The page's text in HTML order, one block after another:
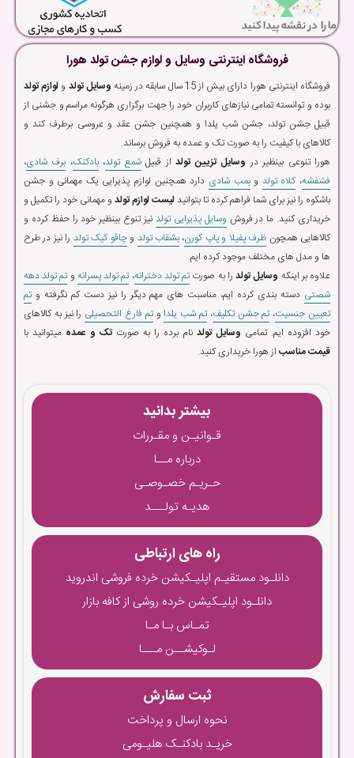
فروشگاه اینترنتی وسایل و لوازم جشن تولد هورا
فروشگاه اینترنتی هورا دارای بیش از 15 سال سابقه در زمینه وسایل تولد و لوازم تولد
بوده و توانسته تمامی نیازهای کاربران خود را جهت برگزاری هرگونه مراسم و جشنی از
قبیل جشن تولد، جشن شب یلدا و همچنین جشن عقد و عروسی برطرف کند و
کالاهای با کیفیت را به صورت تک و عمده به فروش برساند.
هورا تنوعی بینظیر در وسایل تزیین تولداز قبیلشمع تولد،بادکنک، برف شادی،
فشفشه،کلاه تولد وبمب شادی دارد همچنین لوازم پذیرایی یک مهمانی و جشن
باشکوه را نیز برای شما فراهم کرده تا بتوانیدلیست لوازم تولد و مهمانی خود را تکمیل و
خریداری کنید. ما در فروش وسایل پذیرایی تولد نیز تنوع بینظیر خود را حفظ کرده و
کالاهایی همچون ظرف پفیلا و پاپ کورن،بشقاب تولد وچاقو کیک تولد را نیز در طرح
ها و مدل های مختلف موجود کرده ایم.
علاوه بر اینکه وسایل تولدرا به صورتتم تولد دخترانه،تم تولد پسرانه وتم تولد دهه
شصتی دسته بندی کرده ایم، مناسبت های مهم دیگر را نیز دست کم نگرفته وتم
تعیین جنسیت،تم جشن تکلیف،تم شب یلدا وتم فارغ التحصیلی را نیز به کالاهای
خود افزوده ایم. تمامی وسایل تولد نام برده را به صورت تک و عمده میتوانید با
قیمت مناسب از هورا خریداری کنید.
بیشتر بدانید
قـوانیـن و مقـررات
درباره مــا
حـریـم خصـوصـی
هدیـه تولـــد
راه های ارتباطی
دانلـود مستقیـم اپلیـکیشن خرده فروشی اندروید
دانلـود اپلیـکیشن خرده روشی از کافه بازار
تمـاس بـا مـا
لـوکیشــن مـــا
ثبت سفارش
نحوه ارسال و پرداخت
خریـد بادکنـک هلیـومی